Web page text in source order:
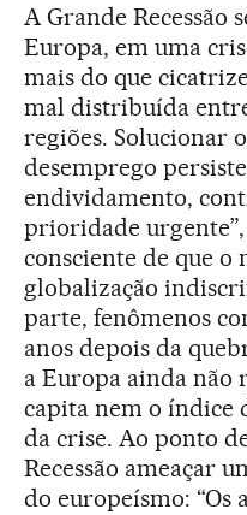
A Grande Recessão
Europa, em uma
mais do que
mal distribuída
regiões. Solucionar
desemprego
endividamento,
prioridade
consciente de que o
globalização
parte, fenômenos
anos depois da
a Europa ainda não
capita nem o índice
da crise. Ao ponto
Recessão ameaçar
do europeísmo: “Os